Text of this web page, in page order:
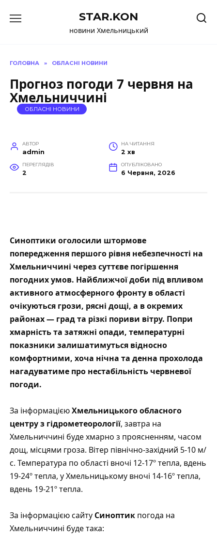
до
STAR.KON
новини Хмельницький
ГОЛОВНА » ОБЛАСНІ НОВИНИ
Прогноз погоди 7 червня на
Хмельниччині
ОБЛАСНІ НОВИНИ
АВТОР
admin
НА ЧИТАННЯ
2 хв
ПЕРЕГЛЯДІВ
2
ОПУБЛІКОВАНО
6 Червня, 2026
Синоптики оголосили штормове
попередження першого рівня небезпечності на
Хмельниччині через суттєве погіршення
погодних умов. Найближчої доби під впливом
активного атмосферного фронту в області
очікуються грози, рясні дощі, а в окремих
районах — град та різкі пориви вітру. Попри
хмарність та затяжні опади, температурні
показники залишатимуться відносно
комфортними, хоча нічна та денна прохолода
нагадуватиме про нестабільність червневої
погоди.
За інформацієюХмельницькогообласного
центру з гідрометеорології, завтра на
Хмельниччині буде хмарно з проясненням, часом
дощ, місцями гроза. Вітер північно-західний 5-10 м/
с. Температура по області вночі 12-17º тепла, вдень
19-24º тепла, у Хмельницькому вночі 14-16º тепла,
вдень 19-21º тепла.
За інформацією сайту Синоптик погода на
Хмельниччині буде така: